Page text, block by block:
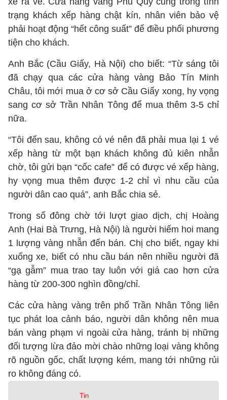
trạng khách xếp hàng chật kín, nhân viên bảo vệ
phải hoạt động “hết công suất” để điều phối phương
tiện cho khách.
Anh Bắc (Cầu Giấy, Hà Nội) cho biết: “Từ sáng tôi
đã chạy qua các cửa hàng vàng Bảo Tín Minh
Châu, tôi mới mua ở cơ sở Cầu Giấy xong, hy vọng
sang cơ sở Trần Nhân Tông để mua thêm 3-5 chỉ
nữa.
“Tôi đến sau, không có vé nên đã phải mua lại 1 vé
xếp hàng từ một bạn khách không đủ kiên nhẫn
chờ, tôi gửi bạn “cốc cafe” để có được vé xếp hàng,
hy vọng mua thêm được 1-2 chỉ vì nhu cầu của
người dân cao quá”, anh Bắc chia sẻ.
Trong số đông chờ tới lượt giao dịch, chị Hoàng
Anh (Hai Bà Trưng, Hà Nội) là người hiếm hoi mang
1 lượng vàng nhẫn đến bán. Chị cho biết, ngay khi
xuống xe, biết có nhu cầu bán nên nhiều người đã
“gạ gẫm” mua trao tay luôn với giá cao hơn cửa
hàng từ 200-300 nghìn đồng/chỉ.
Các cửa hàng vàng trên phố Trần Nhân Tông liên
tục phát loa cảnh báo, người dân không nên mua
bán vàng phạm vi ngoài cửa hàng, tránh bị những
đối tượng lừa đảo mời chào những loại vàng không
rõ nguồn gốc, chất lượng kém, mang tới những rủi
ro không đáng có.
Tin